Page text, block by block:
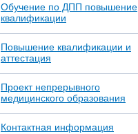
Обучение по ДПП повышение
квалификации
Повышение квалификации и
аттестация
Проект непрерывного
медицинского образования
Контактная информация